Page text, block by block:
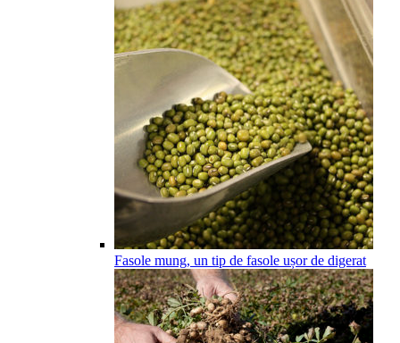
Fasole mung, un tip de fasole ușor de digerat